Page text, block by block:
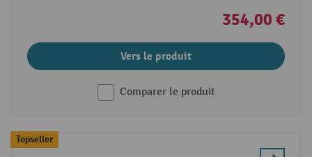
354,00 €
Vers le produit
Comparer le produit
Topseller